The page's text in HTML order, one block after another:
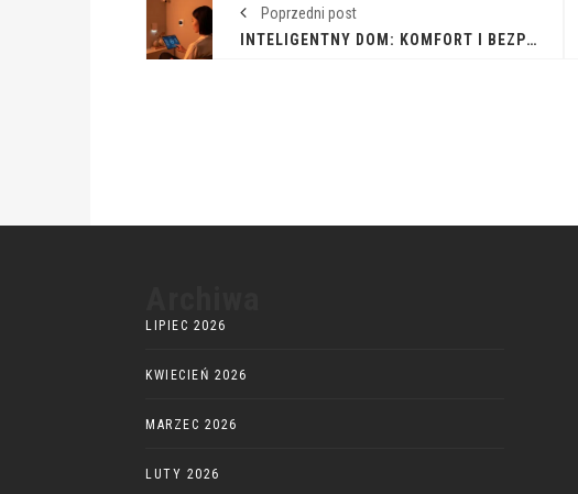
Poprzedni post
INTELIGENTNY DOM: KOMFORT I BEZPIECZEŃSTWO NA WYCIĄGNIĘCIE RĘKI
LIPIEC 2026
KWIECIEŃ 2026
MARZEC 2026
LUTY 2026